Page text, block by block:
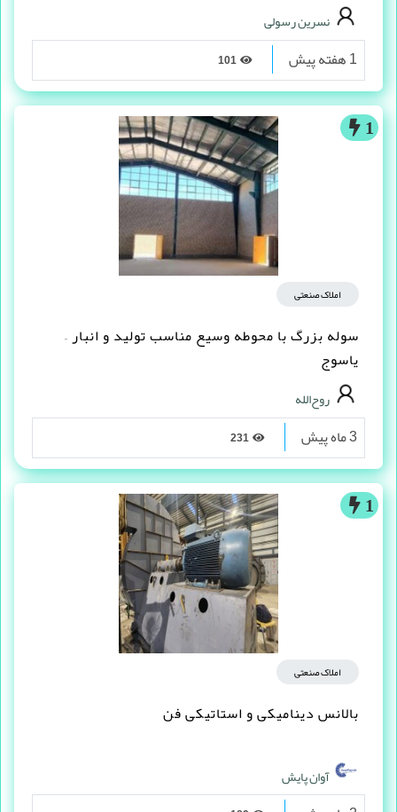
نسرین رسولی
1 هفته پیش
1
املاک صنعتی
سوله بزرگ با محوطه وسیع مناسب تولید و انبار –
یاسوج
روح‌الله
3 ماه پیش
1
املاک صنعتی
بالانس دینامیکی و استاتیکی فن
آوان پایش